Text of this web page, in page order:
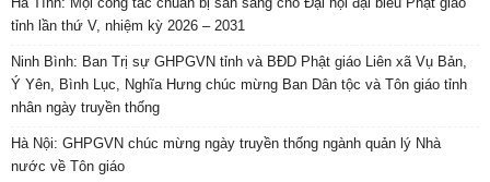
tỉnh lần thứ V, nhiệm kỳ 2026 – 2031
Ninh Bình: Ban Trị sự GHPGVN tỉnh và BĐD Phật giáo Liên xã Vụ Bản,
Ý Yên, Bình Lục, Nghĩa Hưng chúc mừng Ban Dân tộc và Tôn giáo tỉnh
nhân ngày truyền thống
Hà Nội: GHPGVN chúc mừng ngày truyền thống ngành quản lý Nhà
nước về Tôn giáo